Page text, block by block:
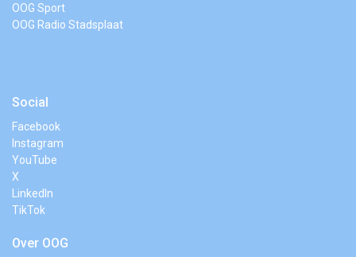
OOG Sport
OOG Radio Stadsplaat
Social
Facebook
Instagram
YouTube
X
LinkedIn
TikTok
Over OOG